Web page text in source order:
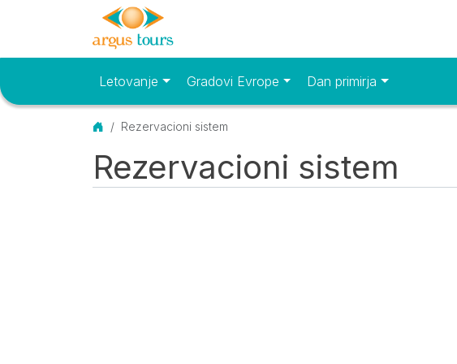
Osnovni meniLetovanje Gradovi Evrope Dan primirja
Početna
Rezervacioni sistem
Rezervacioni sistem